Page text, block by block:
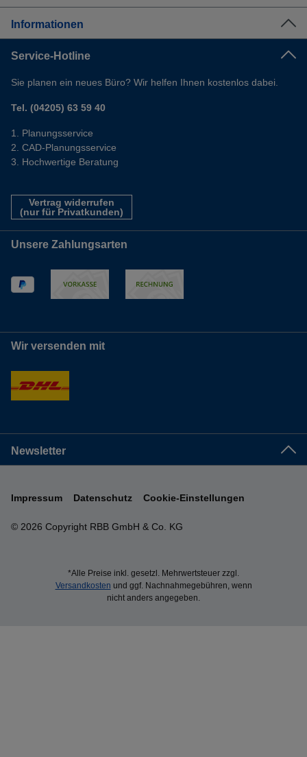
Informationen
Service-Hotline
Sie planen ein neues Büro? Wir helfen Ihnen kostenlos dabei.
Tel. (04205) 63 59 40
Planungsservice
CAD-Planungsservice
Hochwertige Beratung
Vertrag widerrufen
(nur für Privatkunden)
Unsere Zahlungsarten
Wir versenden mit
Newsletter
© 2026 Copyright RBB GmbH & Co. KG
Impressum Datenschutz Cookie-Einstellungen
*Alle Preise inkl. gesetzl. Mehrwertsteuer zzgl.
Versandkosten und ggf. Nachnahmegebühren, wenn
nicht anders angegeben.